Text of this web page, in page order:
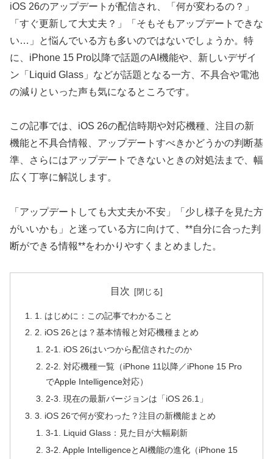
iOS 26のアップデートが配信され、「何が変わるの？」
「すぐ更新して大丈夫？」「そもそもアップデートできな
い…」と悩んでいる方も多いのではないでしょうか。特
に、iPhone 15 Pro以降で話題のAI機能や、新しいデザイ
ン「Liquid Glass」などが話題となる一方、不具合や電池
の減りといった声も気になるところです。
この記事では、iOS 26の配信時期や対応機種、注目の新
機能と不具合情報、アップデートすべきかどうかの判断基
準、さらにはアップデートできないときの対処法まで、幅
広く丁寧に解説します。
「アップデートしても大丈夫か不安」「少し様子を見た方
がいいかも」と迷っている方に向けて、**自分に合った判
断ができる情報**をわかりやすくまとめました。
目次
1. はじめに：この記事でわかること
2. iOS 26とは？基本情報と対応機種まとめ
2-1. iOS 26はいつから配信されたのか
2-2. 対応機種一覧（iPhone 11以降／iPhone 15 Pro
でApple Intelligence対応）
2-3. 現在の最新バージョンは「iOS 26.1」
3. iOS 26で何が変わった？注目の新機能まとめ
3-1. Liquid Glass：見た目が大幅刷新
3-2. Apple IntelligenceとAI機能の進化（iPhone 15